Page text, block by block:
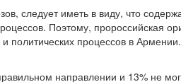
следует иметь в виду, что
Поэтому, пророссийская
политических процессов в
направлении и 13% не